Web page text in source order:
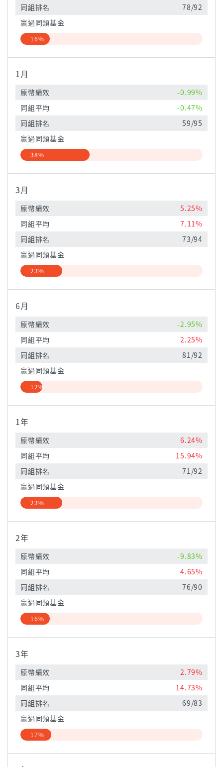
同組排名
78/92
贏過同類基金
16%
1月
原幣績效
-0.99%
同組平均
-0.47%
同組排名
59/95
贏過同類基金
38%
3月
原幣績效
5.25%
同組平均
7.11%
同組排名
73/94
贏過同類基金
23%
6月
原幣績效
-2.95%
同組平均
2.25%
同組排名
81/92
贏過同類基金
12%
1年
原幣績效
6.24%
同組平均
15.94%
同組排名
71/92
贏過同類基金
23%
2年
原幣績效
-9.83%
同組平均
4.65%
同組排名
76/90
贏過同類基金
16%
3年
原幣績效
2.79%
同組平均
14.73%
同組排名
69/83
贏過同類基金
17%